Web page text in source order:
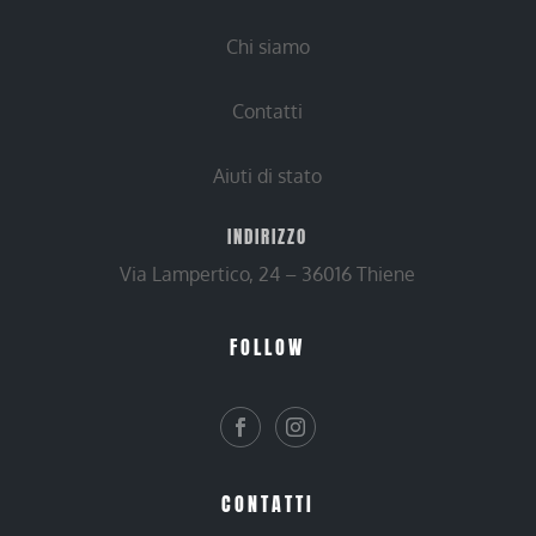
Chi siamo
Contatti
Aiuti di stato
INDIRIZZO
Via Lampertico, 24 – 36016 Thiene
FOLLOW
CONTATTI